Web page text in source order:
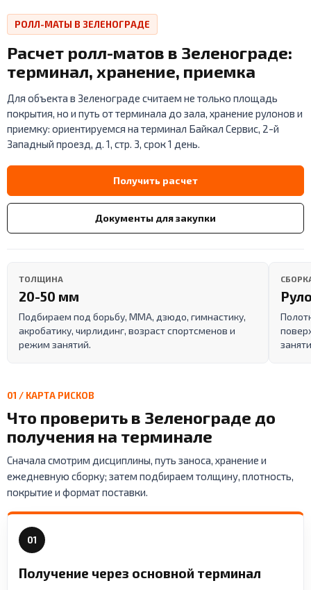
РОЛЛ-МАТЫ В ЗЕЛЕНОГРАДЕ
Расчет ролл-матов в Зеленограде:
терминал, хранение, приемка
Для объекта в Зеленограде считаем не только площадь
покрытия, но и путь от терминала до зала, хранение рулонов и
приемку: ориентируемся на терминал Байкал Сервис, 2-й
Западный проезд, д. 1, стр. 3, срок 1 день.
Получить расчет
Документы для закупки
ТОЛЩИНА
20-50 мм
Подбираем под борьбу, ММА, дзюдо, гимнастику,
акробатику, чирлидинг, возраст спортсменов и
режим занятий.
01 / КАРТА РИСКОВ
Что проверить в Зеленограде до
получения на терминале
Сначала смотрим дисциплины, путь заноса, хранение и
ежедневную сборку; затем подбираем толщину, плотность,
покрытие и формат поставки.
01
Получение через основной терминал